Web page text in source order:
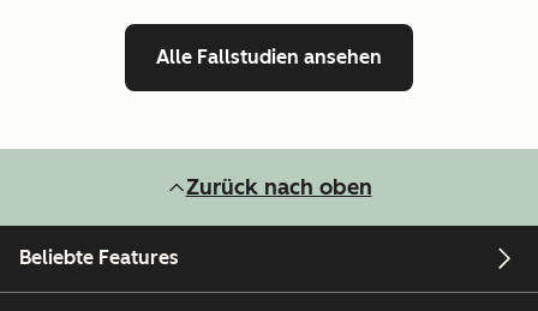
Alle Fallstudien ansehen
Zurück nach oben
Beliebte Features